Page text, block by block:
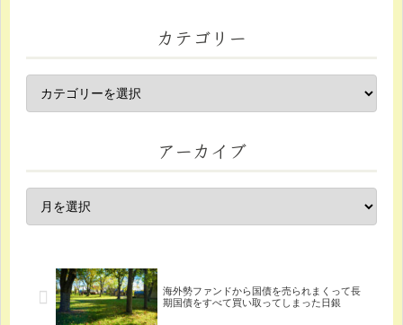
カテゴリー
アーカイブ
海外勢ファンドから国債を売られまくって長
期国債をすべて買い取ってしまった日銀